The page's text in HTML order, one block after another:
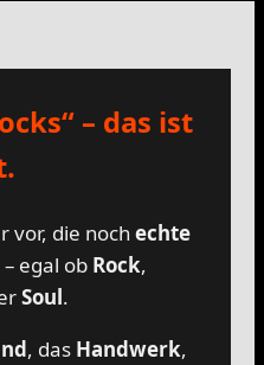
– das ist
vor, die nochechte
egal ob Rock,
Soul.
, das Handwerk,